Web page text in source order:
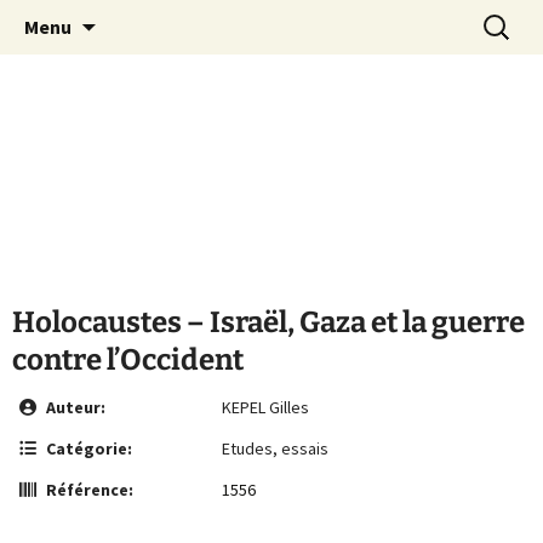
MCA Vienne
Le site de la Maison de la Culture
Arménienne de Vienne
Menu
Holocaustes – Israël, Gaza et la guerre
contre l’Occident
Auteur:
KEPEL Gilles
Catégorie:
Etudes, essais
Référence:
1556